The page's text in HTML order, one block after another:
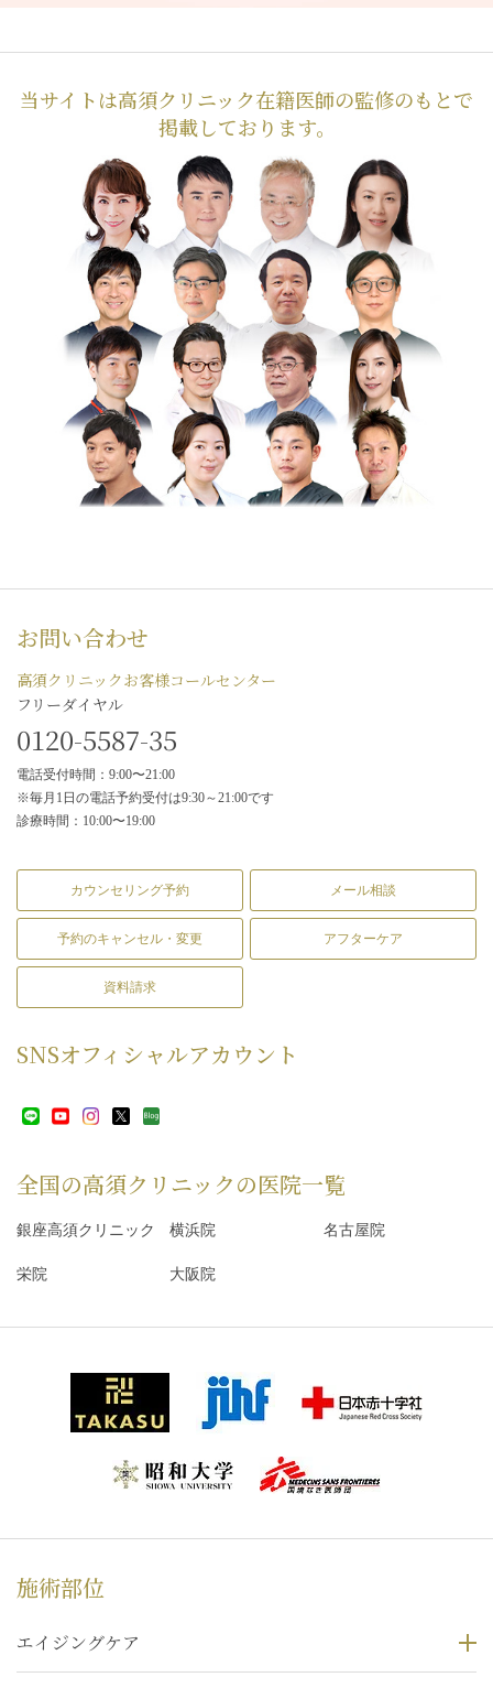
当サイトは高須クリニック在籍医師の監修のもとで
掲載しております。
お問い合わせ
高須クリニックお客様コールセンター
フリーダイヤル
0120-5587-35
電話受付時間：9:00〜21:00
※毎月1日の電話予約受付は9:30～21:00です
診療時間：10:00〜19:00
カウンセリング予約 メール相談
予約のキャンセル・変更 アフターケア
資料請求
SNSオフィシャルアカウント
全国の高須クリニックの医院一覧
銀座高須クリニック 横浜院 名古屋院
栄院 大阪院
施術部位
エイジングケア